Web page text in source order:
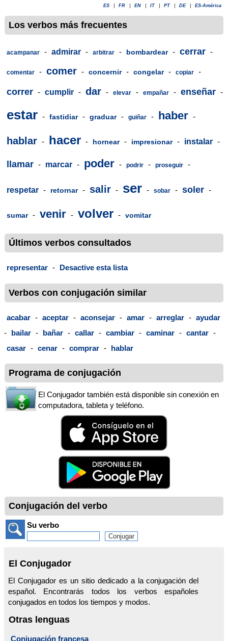
ES FR EN IT PT DE ES-América
Los verbos más frecuentes
acampanar - admirar - arbitrar - bombardear - cerrar -
comentar - comer - concernir - congelar - copiar -
correr - cumplir - dar - elevar - empañar - enseñar -
estar - fastidiar - graduar - guiñar - haber -
hablar - hacer - hornear - impresionar - instalar -
llamar - marcar - poder - podrir - proseguir -
respetar - retornar - salir - ser - sobar - soler -
sumar - venir - volver - vomitar
Últimos verbos consultados
representar - Desactive esta lista
Verbos con conjugación similar
acabar - aceptar - aconsejar - amar - arreglar - ayudar
- bailar - bañar - callar - cambiar - caminar - cantar -
casar - cenar - comprar - hablar
Programa de conjugación
El Conjugador también está disponible sin conexión en
computadora, tableta y teléfono.
Conjugación del verbo
Su verbo
El Conjugador
El Conjugador es un sitio dedicado a la conjugación del
español. Encontrarás todos los verbos españoles
conjugados en todos los tiempos y modos.
Otras lenguas
Conjugación francesa